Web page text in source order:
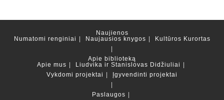
Naujienos
Numatomi renginiai
Naujausios knygos Kultūros Kurortas
Apie biblioteką
Apie mus
Liudvika ir Stanislovas Didžiuliai
Vykdomi projektai
Įgyvendinti projektai
Paslaugos